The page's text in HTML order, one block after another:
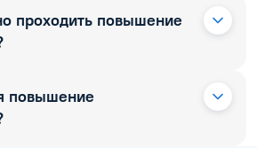
проходить повышение
повышение